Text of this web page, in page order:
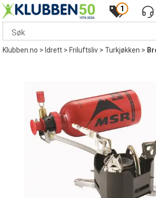
1
Klubben.no> Idrett>Friluftsliv>Turkjøkken>